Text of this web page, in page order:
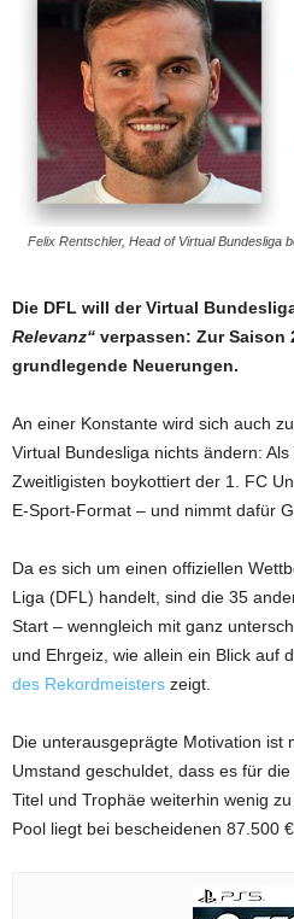
Felix Rentschler, Head of Virtual Bundesliga
Die DFL will der Virtual
Relevanz“ verpassen: Zur Saison
grundlegende Neuerungen.
An einer Konstante wird sich auch
Virtual Bundesliga nichts ändern:
Zweitligisten boykottiert der 1. FC
E-Sport-Format – und nimmt dafür
Da es sich um einen offiziellen
Liga (DFL) handelt, sind die 35
Start – wenngleich mit ganz
und Ehrgeiz, wie allein ein Blick auf
des Rekordmeisters zeigt.
Die unterausgeprägte Motivation ist
Umstand geschuldet, dass es für
Titel und Trophäe weiterhin wenig
Pool liegt bei bescheidenen 87.500 €.